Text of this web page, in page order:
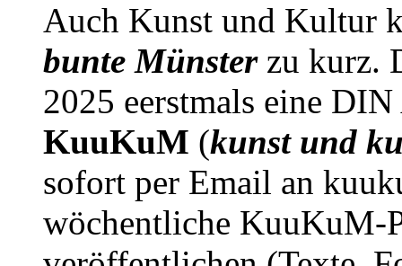
Auch Kunst und Kultur
bunte Münsterzu kurz.
2025 eerstmals eine
KuuKuM (kunst und
sofort per Email an
wöchentliche KuuKuM-